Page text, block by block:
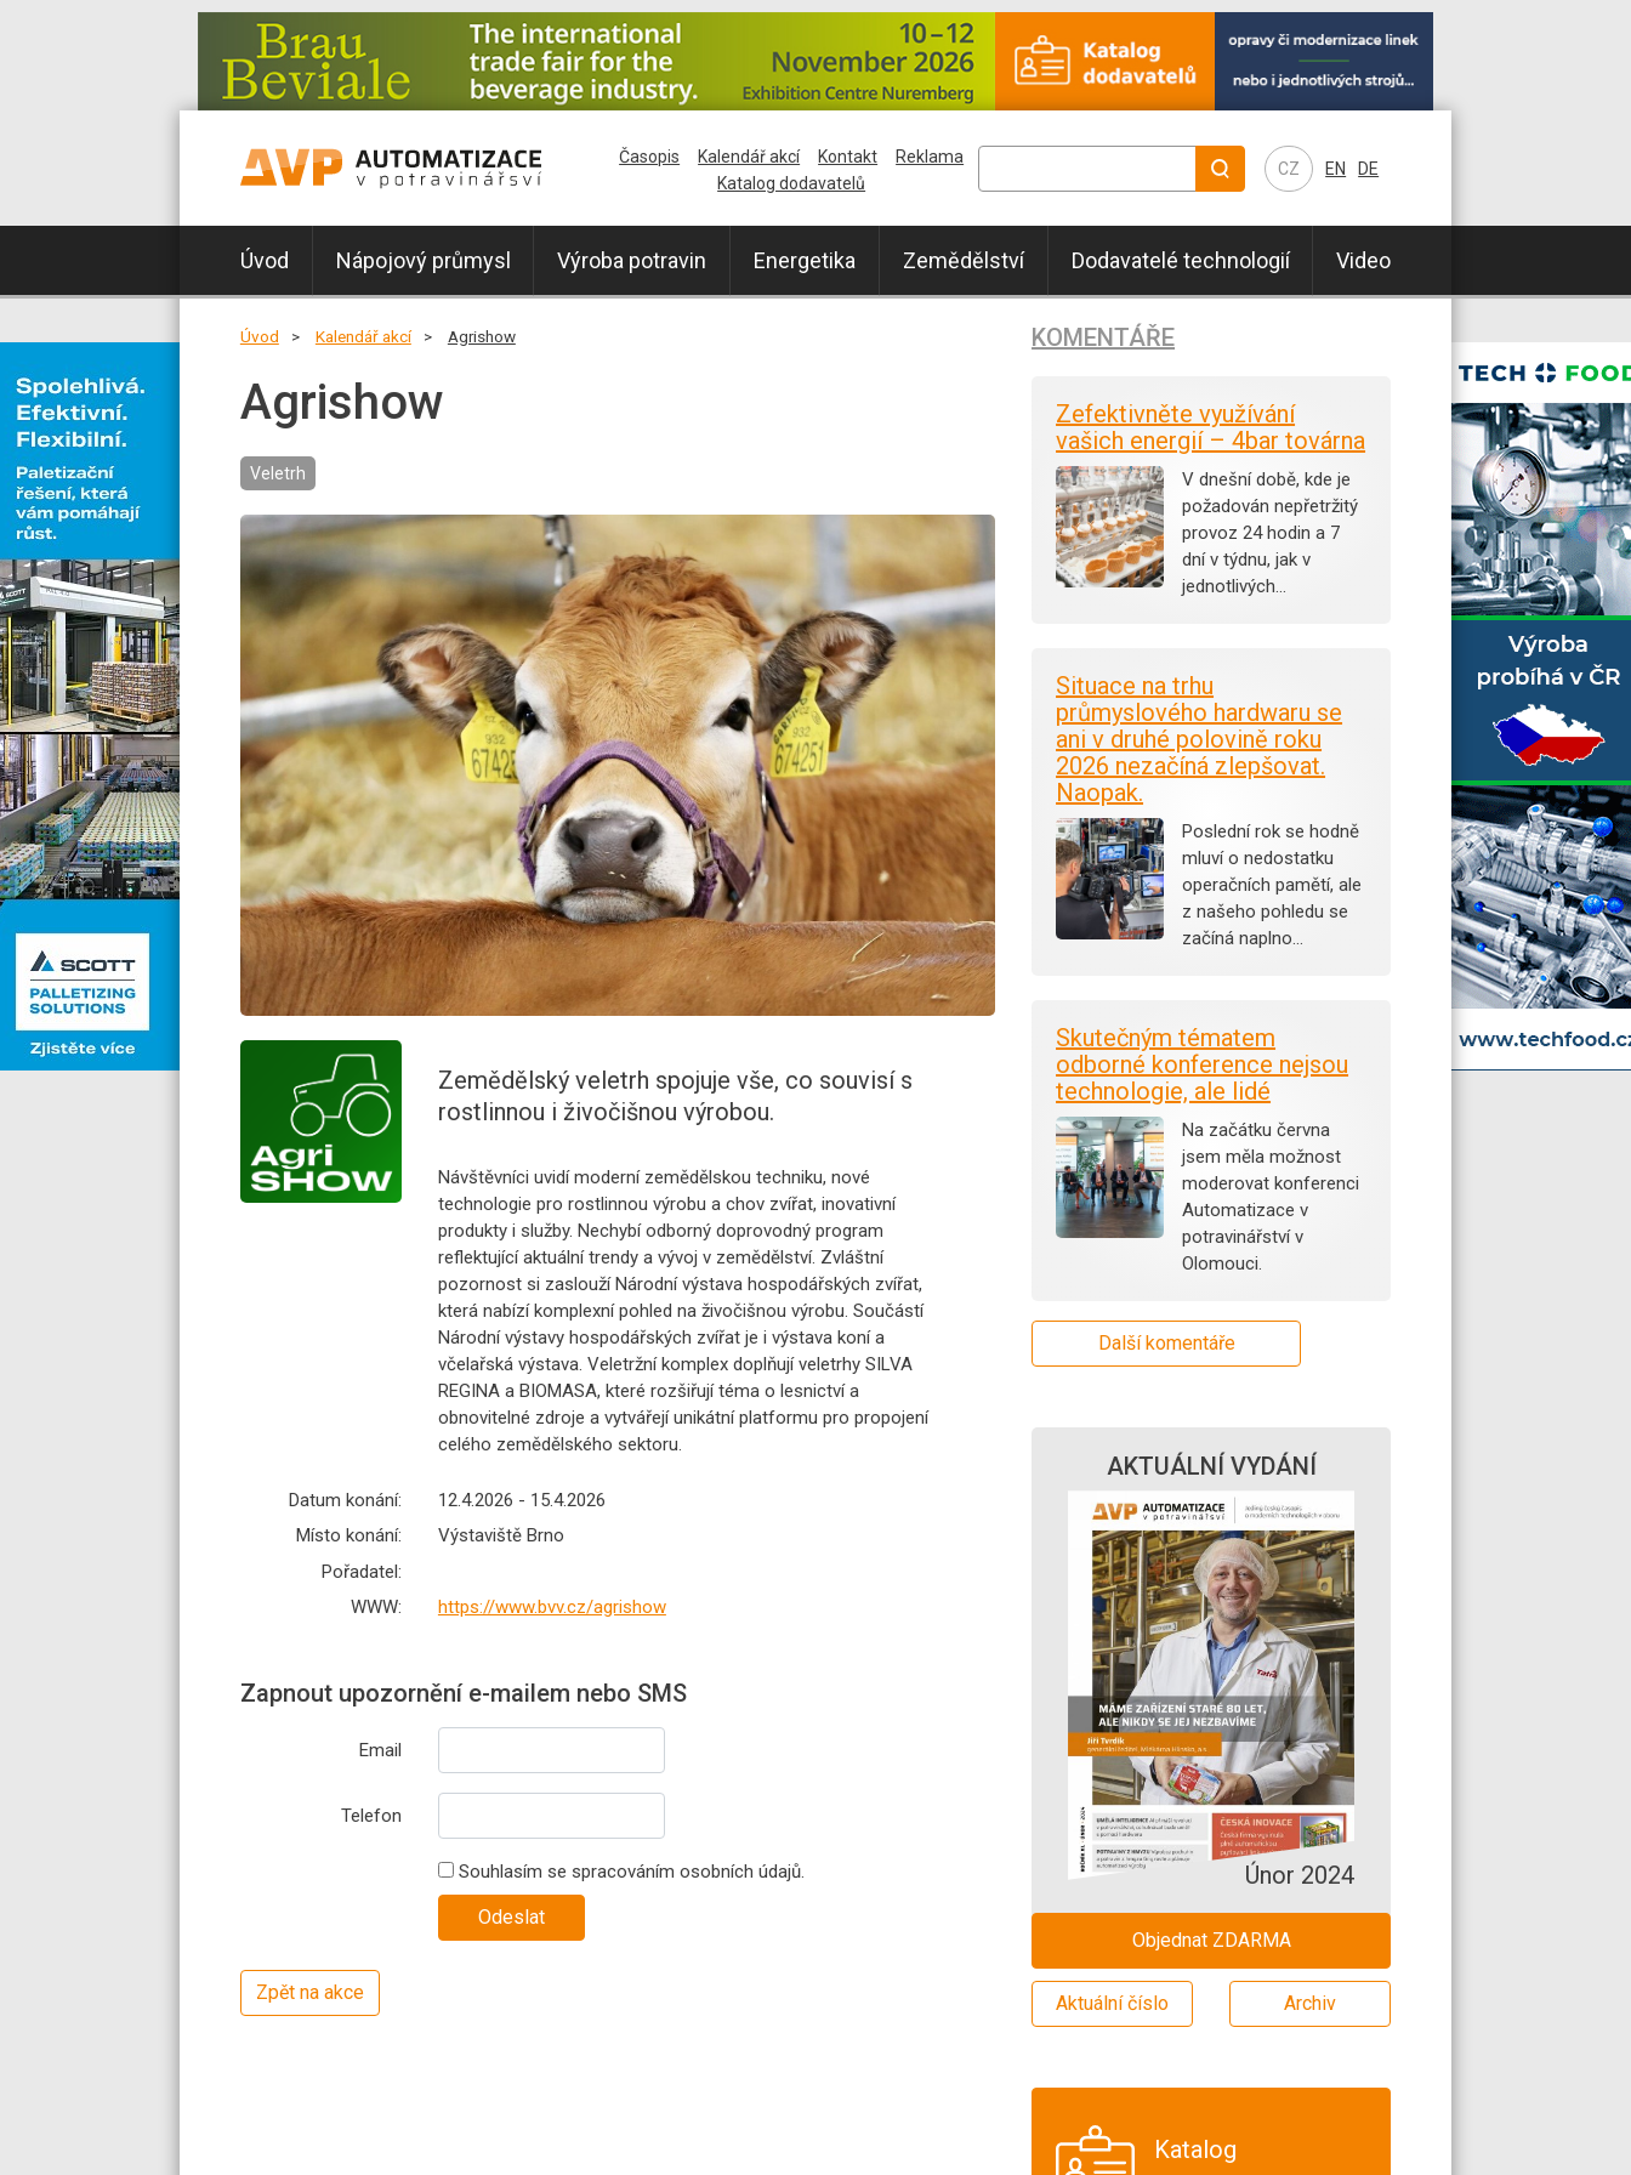
CZ EN DE
Úvod Nápojový průmysl Výroba potravin Energetika Zemědělství Dodavatelé technologií Video
Časopis Kalendář akcí Kontakt
Reklama
Katalog dodavatelů
Úvod Kalendář akcí Agrishow
Agrishow
Veletrh
Zemědělský veletrh spojuje vše, co souvisí s
rostlinnou i živočišnou výrobou.
Návštěvníci uvidí moderní zemědělskou techniku, nové
technologie pro rostlinnou výrobu a chov zvířat, inovativní
produkty i služby. Nechybí odborný doprovodný program
reflektující aktuální trendy a vývoj v zemědělství. Zvláštní
pozornost si zaslouží Národní výstava hospodářských zvířat,
která nabízí komplexní pohled na živočišnou výrobu. Součástí
Národní výstavy hospodářských zvířat je i výstava koní a
včelařská výstava. Veletržní komplex doplňují veletrhy SILVA
REGINA a BIOMASA, které rozšiřují téma o lesnictví a
obnovitelné zdroje a vytvářejí unikátní platformu pro propojení
celého zemědělského sektoru.
Datum konání:
12.4.2026 - 15.4.2026
Místo konání:
Výstaviště Brno
Pořadatel:
WWW:
https://www.bvv.cz/agrishow
Zapnout upozornění e-mailem nebo SMS
Email
Telefon
Souhlasím se spracováním osobních údajů.
Zpět na akce
KOMENTÁŘE
Zefektivněte využívání
vašich energií – 4bar továrna
V dnešní době, kde je
požadován nepřetržitý
provoz 24 hodin a 7
dní v týdnu, jak v
jednotlivých…
Situace na trhu
průmyslového hardwaru se
ani v druhé polovině roku
2026 nezačíná zlepšovat.
Naopak.
Poslední rok se hodně
mluví o nedostatku
operačních pamětí, ale
z našeho pohledu se
začíná naplno…
Skutečným tématem
odborné konference nejsou
technologie, ale lidé
Na začátku června
jsem měla možnost
moderovat konferenci
Automatizace v
potravinářství v
Olomouci.
Další komentáře
AKTUÁLNÍ VYDÁNÍ
Únor 2024
Objednat ZDARMA
Aktuální číslo Archiv
Katalog